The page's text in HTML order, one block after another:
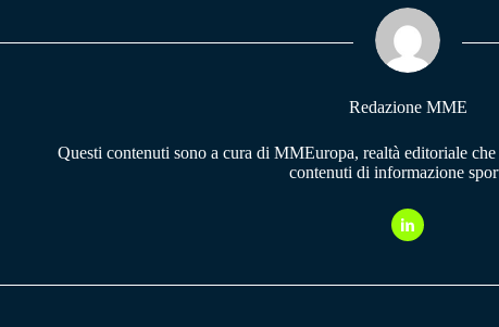
pp m
Redazione MME
Questi contenuti sono a cura di MMEuropa, realtà editoriale
contenuti di informazione